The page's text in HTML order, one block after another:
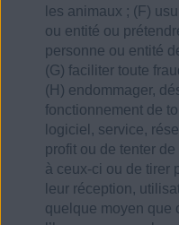
les animaux ; (F)
ou entité ou
personne ou entité
(G) faciliter toute
(H) endommager,
fonctionnement de
logiciel, service,
profit ou de tenter
à ceux-ci ou de tirer
leur réception,
quelque moyen que